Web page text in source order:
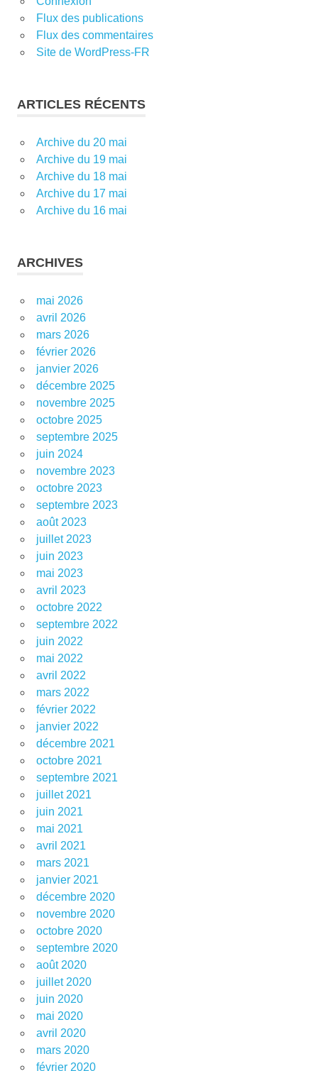
Flux des publications
Flux des commentaires
Site de WordPress-FR
ARTICLES RÉCENTS
Archive du 20 mai
Archive du 19 mai
Archive du 18 mai
Archive du 17 mai
Archive du 16 mai
ARCHIVES
mai 2026
avril 2026
mars 2026
février 2026
janvier 2026
décembre 2025
novembre 2025
octobre 2025
septembre 2025
juin 2024
novembre 2023
octobre 2023
septembre 2023
août 2023
juillet 2023
juin 2023
mai 2023
avril 2023
octobre 2022
septembre 2022
juin 2022
mai 2022
avril 2022
mars 2022
février 2022
janvier 2022
décembre 2021
octobre 2021
septembre 2021
juillet 2021
juin 2021
mai 2021
avril 2021
mars 2021
janvier 2021
décembre 2020
novembre 2020
octobre 2020
septembre 2020
août 2020
juillet 2020
juin 2020
mai 2020
avril 2020
mars 2020
février 2020